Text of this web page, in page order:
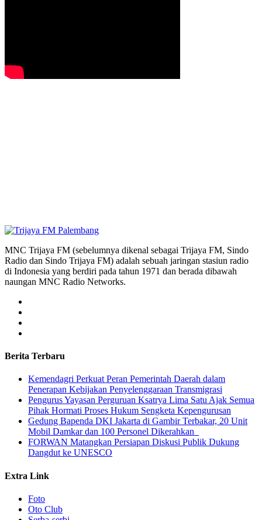
MNC Trijaya FM (sebelumnya dikenal sebagai Trijaya FM, Sindo
Radio dan Sindo Trijaya FM) adalah sebuah jaringan stasiun radio
di Indonesia yang berdiri pada tahun 1971 dan berada dibawah
naungan MNC Radio Networks.
Berita Terbaru
Kemendagri Perkuat Peran Pemerintah Daerah dalam
Penerapan Kebijakan Penyelenggaraan Transmigrasi
Pengurus Yayasan Perguruan Ksatrya Lima Satu Ajak Semua
Pihak Hormati Proses Hukum Sengketa Kepengurusan
Gedung Bapenda DKI Jakarta di Gambir Terbakar, 20 Unit
Mobil Damkar dan 100 Personel Dikerahkan
FORWAN Matangkan Persiapan Diskusi Publik Dukung
Dangdut ke UNESCO
Extra Link
Foto
Oto Club